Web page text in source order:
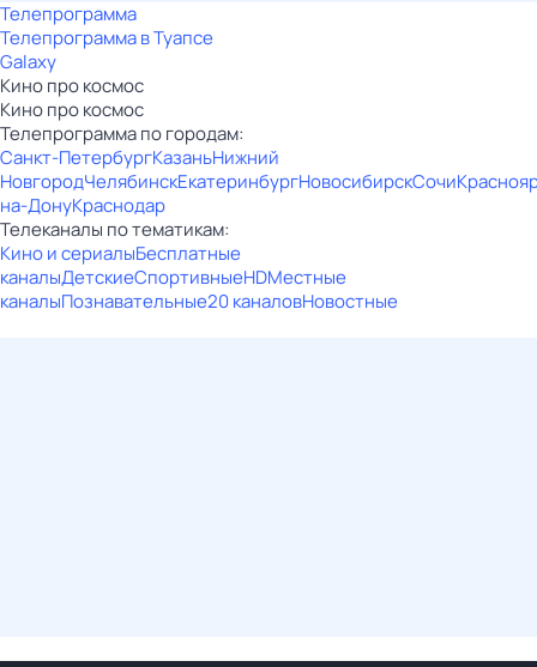
Телепрограмма
Телепрограмма в Туапсе
Galaxy
Кино про космос
Кино про космос
Телепрограмма по городам:
Санкт-ПетербургКазаньНижний
НовгородЧелябинскЕкатеринбургНовосибирскСочи
на-ДонуКраснодар
Телеканалы по тематикам:
Кино и сериалыБесплатные
каналыДетскиеСпортивныеHDМестные
каналыПознавательные20 каналовНовостные